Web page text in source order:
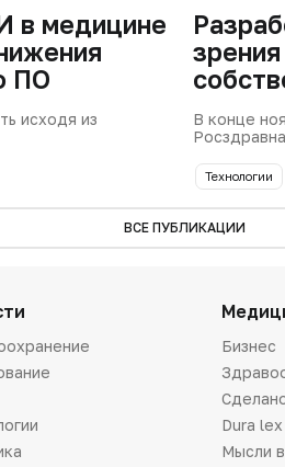
в медицине
ПО
исходя из
В конце
Технологии
ВСЕ ПУБЛИКАЦИИ
Бизнес
Dura lex
Мысли